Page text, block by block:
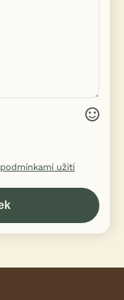
podmínkami užití